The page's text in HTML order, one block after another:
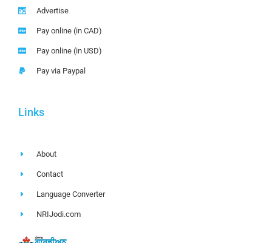
Advertise
Pay online (in CAD)
Pay online (in USD)
Pay via Paypal
Links
About
Contact
Language Converter
NRIJodi.com